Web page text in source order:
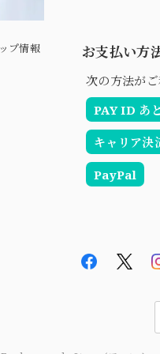
プ情報 お支払い方
次の方法がご
PAY ID あ
キャリア決
PayPal